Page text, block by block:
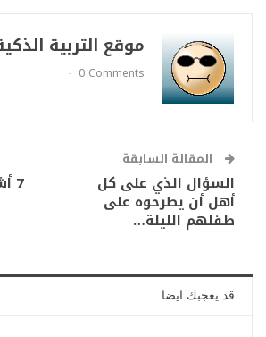
موقع التربية
0 Comments
المقالة السابقة
السؤال الذي على كل
أهل أن يطرحوه على
طفلهم الليلة…
7
قد يعجبك ايضا